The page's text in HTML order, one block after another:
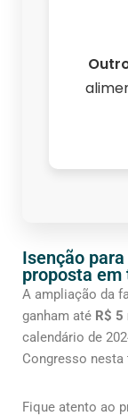
Isenção
proposta
A ampliação da
ganham até R$ 5
calendário de
Congresso
Fique atento ao